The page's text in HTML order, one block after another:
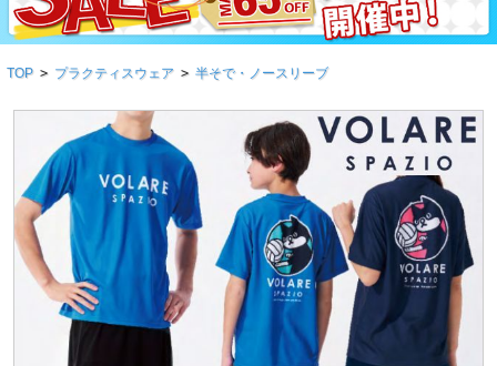
TOP > プラクティスウェア > 半そで・ノースリーブ